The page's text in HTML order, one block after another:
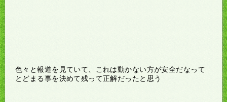
色々と報道を見ていて、これは動かない方が安全だなって
とどまる事を決めて残って正解だったと思う